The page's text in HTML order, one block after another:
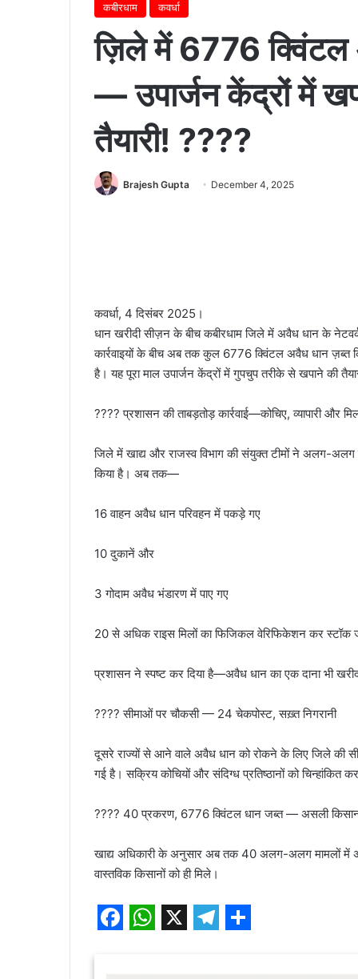
कबीरधाम कवर्धा
ज़िले में 6776 क्विंटल
— उपार्जन केंद्रों में
तैयारी! ????
Brajesh Gupta December 4, 2025
कवर्धा, 4 दिसंबर 2025।
धान खरीदी सीज़न के बीच कबीरधाम जिले में अवैध धान के
कार्रवाइयों के बीच अब तक कुल 6776 क्विंटल अवैध धान ज़ब्त
है। यह पूरा माल उपार्जन केंद्रों में गुपचुप तरीके से खपाने की
???? प्रशासन की ताबड़तोड़ कार्रवाई—कोचिए, व्यापारी और
जिले में खाद्य और राजस्व विभाग की संयुक्त टीमों ने अलग-अलग
किया है। अब तक—
16 वाहन अवैध धान परिवहन में पकड़े गए
10 दुकानें और
3 गोदाम अवैध भंडारण में पाए गए
20 से अधिक राइस मिलों का फिजिकल वेरिफिकेशन कर स्टॉक
प्रशासन ने स्पष्ट कर दिया है—अवैध धान का एक दाना भी
???? सीमाओं पर चौकसी — 24 चेकपोस्ट, सख़्त निगरानी
दूसरे राज्यों से आने वाले अवैध धान को रोकने के लिए जिले की
गई है। सक्रिय कोचियों और संदिग्ध प्रतिष्ठानों को चिन्हांकित
???? 40 प्रकरण, 6776 क्विंटल धान जब्त — असली किसानों
खाद्य अधिकारी के अनुसार अब तक 40 अलग-अलग मामलों में
वास्तविक किसानों को ही मिले।